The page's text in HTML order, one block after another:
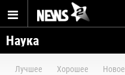
Наука
Лучшее Хорошее Новое